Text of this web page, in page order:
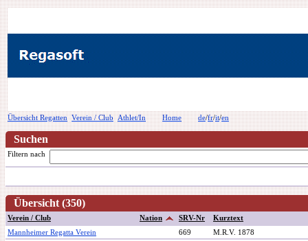
Übersicht Regatten Verein / Club Athlet/In Home de/fr/it/en
Suchen
Filtern nach
Übersicht (350)
Verein / Club Nation SRV-Nr
Kurztext
Mannheimer Regatta Verein
669
M.R.V. 1878